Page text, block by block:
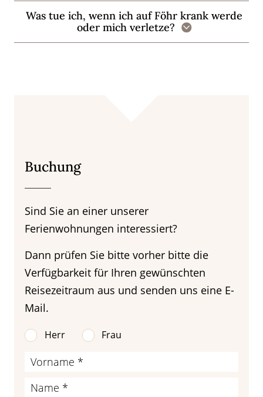
Was tue ich, wenn ich auf Föhr krank werde
oder mich verletze?
Buchung
Sind Sie an einer unserer
Ferienwohnungen interessiert?
Dann prüfen Sie bitte vorher bitte die
Verfügbarkeit für Ihren gewünschten
Reisezeitraum aus und senden uns eine E-
Mail.
Herr Frau